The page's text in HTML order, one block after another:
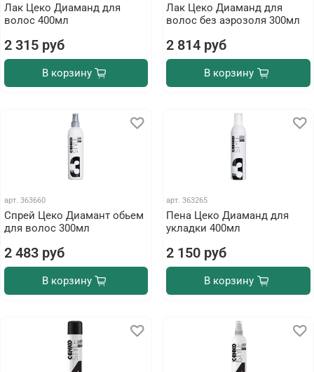
Лак Цеко Диаманд для
волос 400мл
2 315 руб
В корзину
Лак Цеко Диаманд для
волос без аэрозоля 300мл
2 814 руб
В корзину
арт. 363660
Спрей Цеко Диамант обьем
для волос 300мл
2 483 руб
В корзину
арт. 363265
Пена Цеко Диаманд для
укладки 400мл
2 150 руб
В корзину